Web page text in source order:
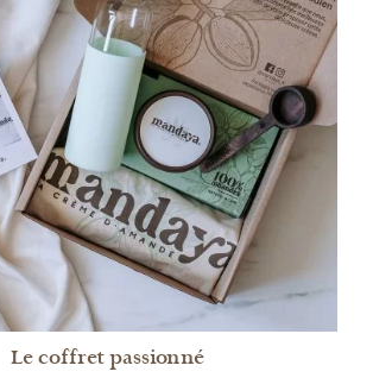
DÉTAILS
Le coffret passionné